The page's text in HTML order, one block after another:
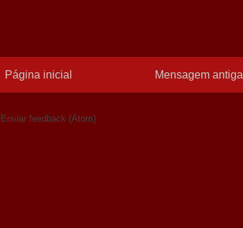
Mensagem antiga
Página inicial
Enviar feedback (Atom)